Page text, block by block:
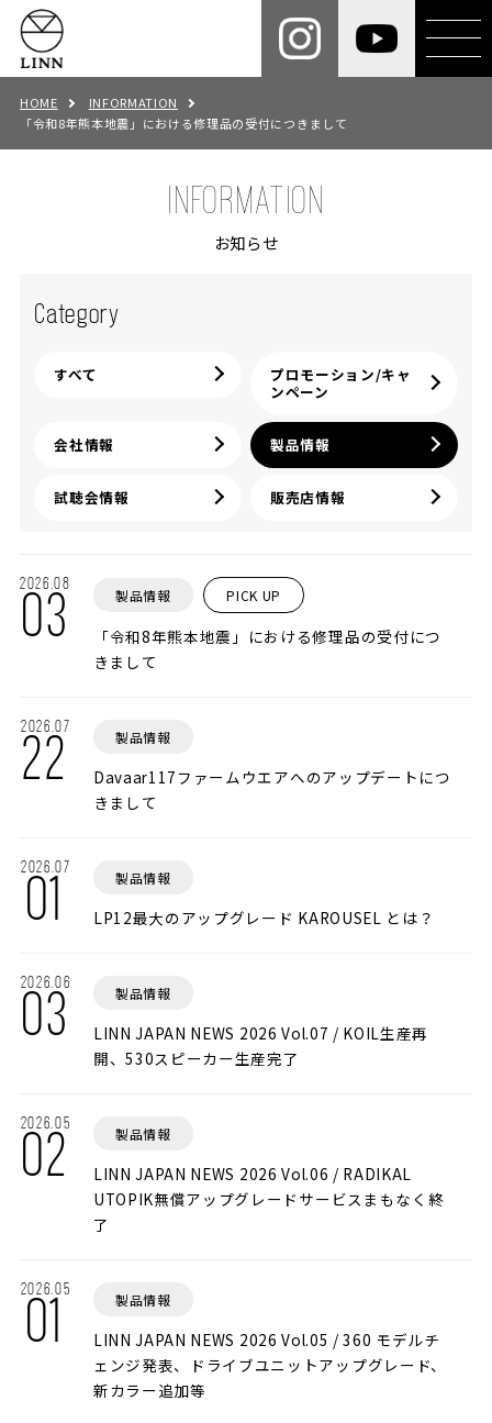
HOME
INFORMATION
「令和8年熊本地震」における修理品の受付につきまして
INFORMATION
お知らせ
Category
すべて
プロモーション/キャ
ンペーン
会社情報 製品情報
試聴会情報 販売店情報
2026.08
03 製品情報 PICK UP
「令和8年熊本地震」における修理品の受付につ
きまして
2026.07
22 製品情報
Davaar117ファームウエアへのアップデートにつ
きまして
2026.07
01 製品情報
LP12最大のアップグレード KAROUSEL とは？
2026.06
03 製品情報
LINN JAPAN NEWS 2026 Vol.07 / KOIL生産再
開、530スピーカー生産完了
2026.05
02 製品情報
LINN JAPAN NEWS 2026 Vol.06 / RADIKAL
UTOPIK無償アップグレードサービスまもなく終
了
2026.05
01 製品情報
LINN JAPAN NEWS 2026 Vol.05 / 360 モデルチ
ェンジ発表、ドライブユニットアップグレード、
新カラー追加等